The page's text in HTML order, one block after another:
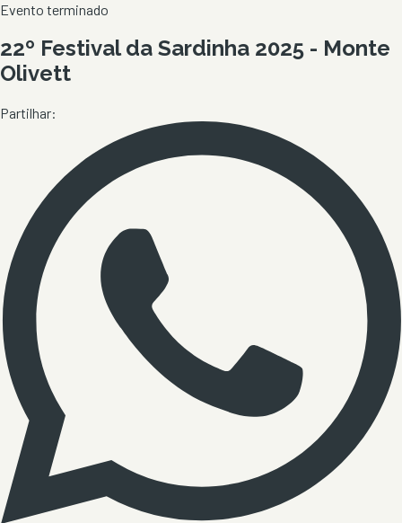
Evento terminado
22º Festival da Sardinha 2025 - Monte
Olivett
Partilhar: